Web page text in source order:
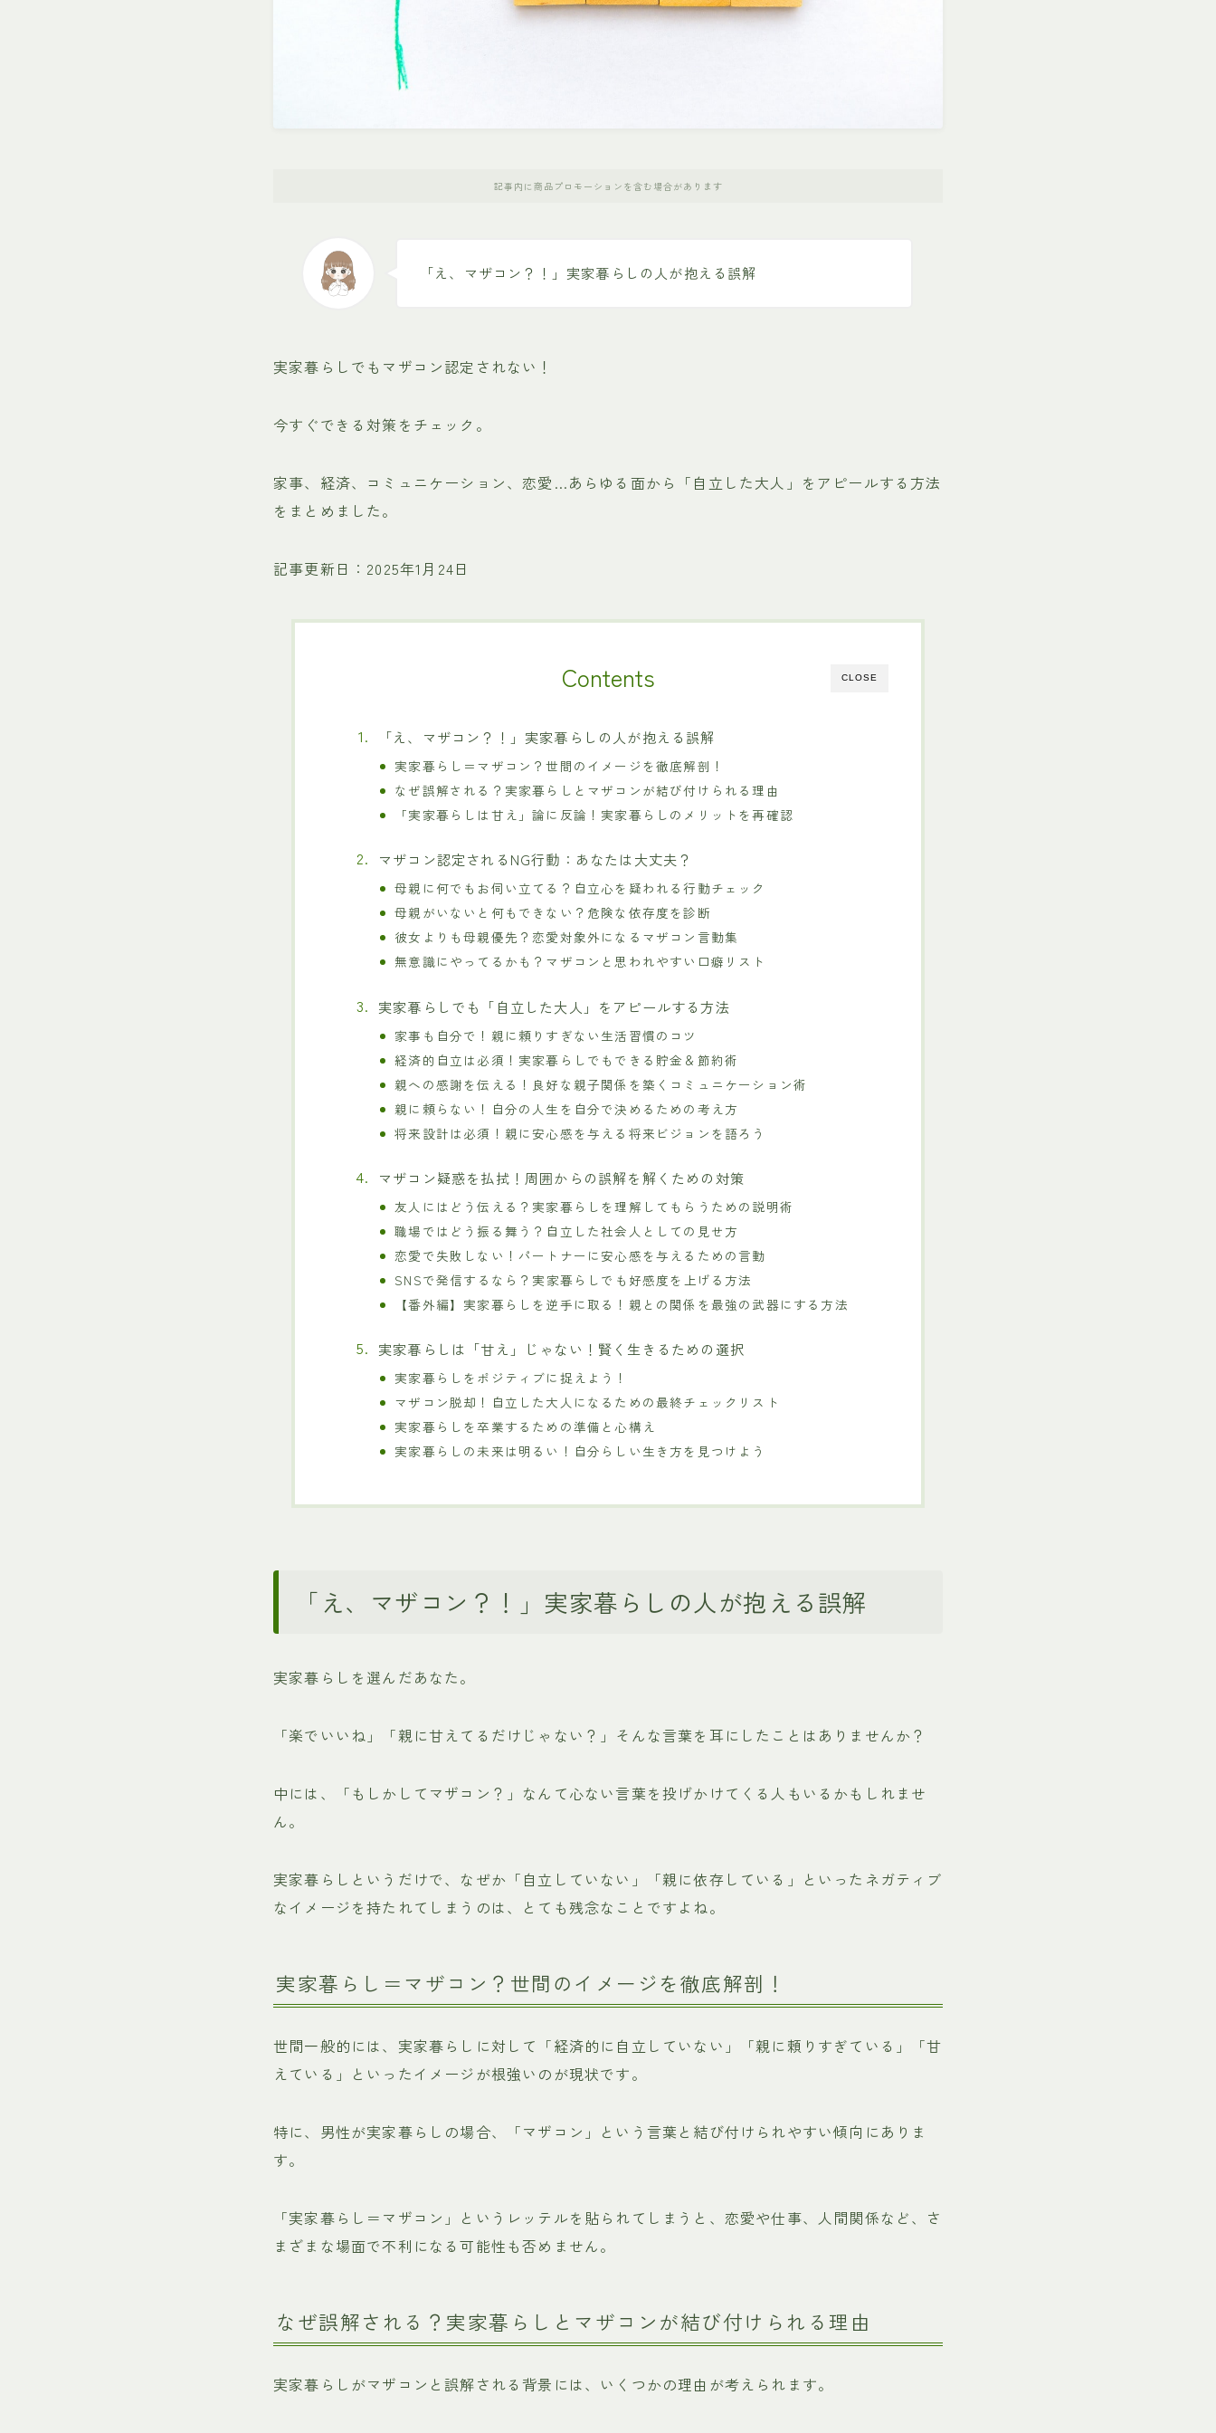
記事内に商品プロモーションを含む場合があります
「え、マザコン？！」実家暮らしの人が抱える誤解
実家暮らしでもマザコン認定されない！
今すぐできる対策をチェック。
家事、経済、コミュニケーション、恋愛…あらゆる面から「自立した大人」をアピールする方法
をまとめました。
記事更新日：2025年1月24日
CLOSE
Contents
「え、マザコン？！」実家暮らしの人が抱える誤解
実家暮らし＝マザコン？世間のイメージを徹底解剖！
なぜ誤解される？実家暮らしとマザコンが結び付けられる理由
「実家暮らしは甘え」論に反論！実家暮らしのメリットを再確認
マザコン認定されるNG行動：あなたは大丈夫？
母親に何でもお伺い立てる？自立心を疑われる行動チェック
母親がいないと何もできない？危険な依存度を診断
彼女よりも母親優先？恋愛対象外になるマザコン言動集
無意識にやってるかも？マザコンと思われやすい口癖リスト
実家暮らしでも「自立した大人」をアピールする方法
家事も自分で！親に頼りすぎない生活習慣のコツ
経済的自立は必須！実家暮らしでもできる貯金＆節約術
親への感謝を伝える！良好な親子関係を築くコミュニケーション術
親に頼らない！自分の人生を自分で決めるための考え方
将来設計は必須！親に安心感を与える将来ビジョンを語ろう
マザコン疑惑を払拭！周囲からの誤解を解くための対策
友人にはどう伝える？実家暮らしを理解してもらうための説明術
職場ではどう振る舞う？自立した社会人としての見せ方
恋愛で失敗しない！パートナーに安心感を与えるための言動
SNSで発信するなら？実家暮らしでも好感度を上げる方法
【番外編】実家暮らしを逆手に取る！親との関係を最強の武器にする方法
実家暮らしは「甘え」じゃない！賢く生きるための選択
実家暮らしをポジティブに捉えよう！
マザコン脱却！自立した大人になるための最終チェックリスト
実家暮らしを卒業するための準備と心構え
実家暮らしの未来は明るい！自分らしい生き方を見つけよう
「え、マザコン？！」実家暮らしの人が抱える誤解
実家暮らしを選んだあなた。
「楽でいいね」「親に甘えてるだけじゃない？」そんな言葉を耳にしたことはありませんか？
中には、「もしかしてマザコン？」なんて心ない言葉を投げかけてくる人もいるかもしれませ
ん。
実家暮らしというだけで、なぜか「自立していない」「親に依存している」といったネガティブ
なイメージを持たれてしまうのは、とても残念なことですよね。
実家暮らし＝マザコン？世間のイメージを徹底解剖！
世間一般的には、実家暮らしに対して「経済的に自立していない」「親に頼りすぎている」「甘
えている」といったイメージが根強いのが現状です。
特に、男性が実家暮らしの場合、「マザコン」という言葉と結び付けられやすい傾向にありま
す。
「実家暮らし＝マザコン」というレッテルを貼られてしまうと、恋愛や仕事、人間関係など、さ
まざまな場面で不利になる可能性も否めません。
なぜ誤解される？実家暮らしとマザコンが結び付けられる理由
実家暮らしがマザコンと誤解される背景には、いくつかの理由が考えられます。